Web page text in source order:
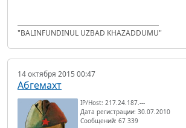
"BALINFUNDINUL UZBAD KHAZADDUMU"
14 октября 2015 00:47
Абгемахт
IP/Host: 217.24.187.---
Дата регистрации: 30.07.2010
Сообщений: 67 339